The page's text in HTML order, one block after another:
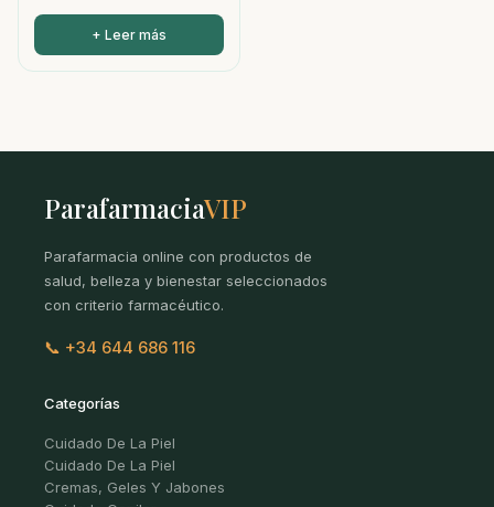
+ Leer más
ParafarmaciaVIP
Parafarmacia online con productos de
salud, belleza y bienestar seleccionados
con criterio farmacéutico.
📞 +34 644 686 116
Categorías
Cuidado De La Piel
Cuidado De La Piel
Cremas, Geles Y Jabones